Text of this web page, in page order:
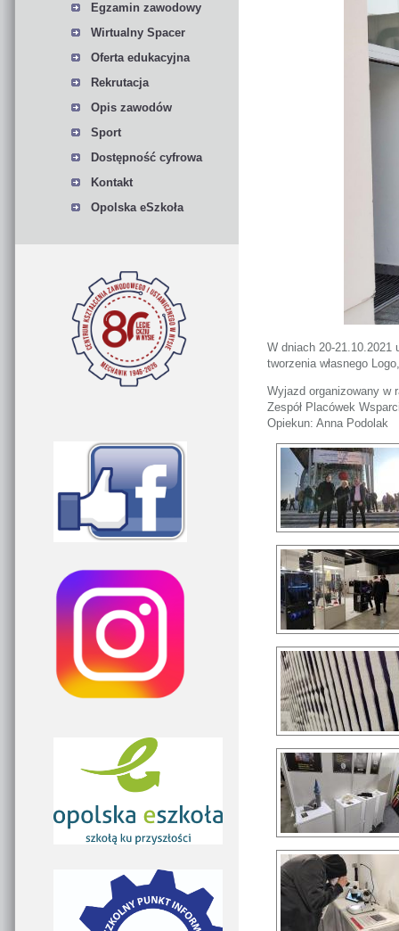
Egzamin zawodowy
Wirtualny Spacer
Oferta edukacyjna
Rekrutacja
Opis zawodów
Sport
Dostępność cyfrowa
Kontakt
Opolska eSzkoła
W dniach 20-
tworzenia własnego
Wyjazd organizowany w
Zespół Placówek
Opiekun: Anna Podolak